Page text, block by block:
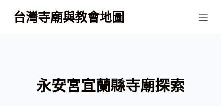
跳
至
台灣寺廟與教會地圖
永安宮宜蘭縣寺廟探索